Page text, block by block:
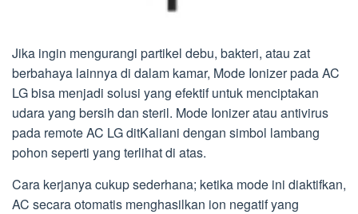
Jika ingin mengurangi partikel debu, bakteri, atau zat
berbahaya lainnya di dalam kamar, Mode Ionizer pada AC
LG bisa menjadi solusi yang efektif untuk menciptakan
udara yang bersih dan steril. Mode Ionizer atau antivirus
pada remote AC LG ditKaliani dengan simbol lambang
pohon seperti yang terlihat di atas.
Cara kerjanya cukup sederhana; ketika mode ini diaktifkan,
AC secara otomatis menghasilkan ion negatif yang